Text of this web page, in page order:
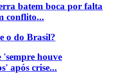
batem boca por falta
conflito...
o do Brasil?
houve
após crise...